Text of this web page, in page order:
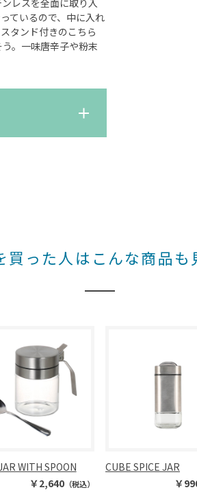
レスを全面に取り入
ているので、中に入れ
タンド付きのこちら
。一味唐辛子や粉末
買った人はこんな商品も
WITH SPOON
￥2,640（税込）
CUBE SPICE JAR
￥